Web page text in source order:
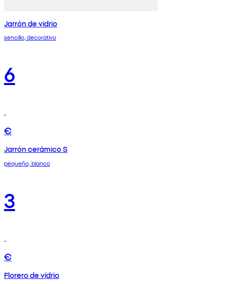
Jarrón de vidrio
sencillo, decorativo
6
€
Jarrón cerámico S
pequeño, blanco
3
€
Florero de vidrio